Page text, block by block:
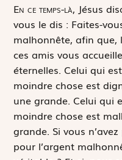
En ce temps-là, Jésus
vous le dis : Faites-
malhonnête, afin que,
ces amis vous
éternelles. Celui qui
moindre chose est
une grande. Celui qui
moindre chose est
grande. Si vous
pour l’argent